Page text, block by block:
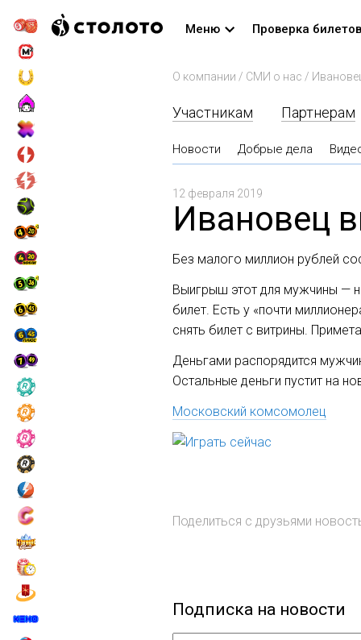
Меню Проверка билетов
О компании / СМИ о нас /
Участникам Партнерам
Новости Добрые дела
12 февраля 2019
Ивановец
Без малого миллион рублей
Выигрыш этот для мужчины —
билет. Есть у «почти
снять билет с витрины.
Деньгами распорядится
Остальные деньги пустит на
Московский комсомолец
Поделиться с друзьями
Подписка на новости